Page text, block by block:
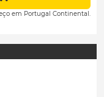
em Portugal Continental.